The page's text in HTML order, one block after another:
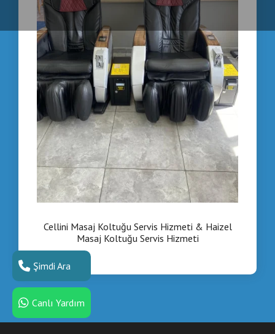
Cellini Masaj Koltuğu Servis Hizmeti & Haizel
Masaj Koltuğu Servis Hizmeti
Şimdi Ara
Canlı Yardım